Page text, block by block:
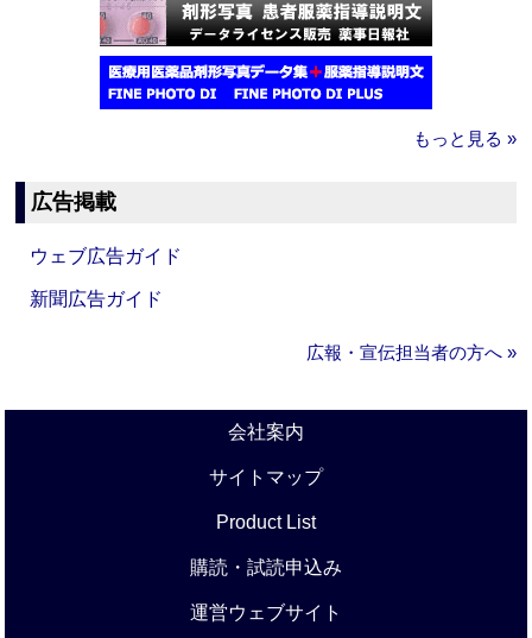
もっと見る »
広告掲載
ウェブ広告ガイド
新聞広告ガイド
広報・宣伝担当者の方へ »
会社案内
サイトマップ
Product List
購読・試読申込み
運営ウェブサイト